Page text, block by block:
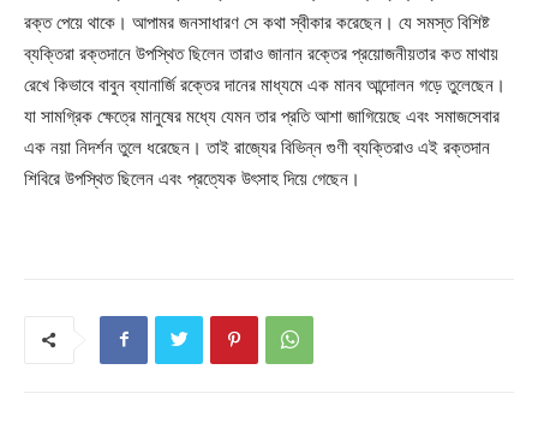
রক্ত পেয়ে থাকে। আপামর জনসাধারণ সে কথা স্বীকার করেছেন। যে সমস্ত বিশিষ্ট
ব্যক্তিরা রক্তদানে উপস্থিত ছিলেন তারাও জানান রক্তের প্রয়োজনীয়তার কত মাথায়
রেখে কিভাবে বাবুন ব্যানার্জি রক্তের দানের মাধ্যমে এক মানব আন্দোলন গড়ে তুলেছেন।
যা সামগ্রিক ক্ষেত্রে মানুষের মধ্যে যেমন তার প্রতি আশা জাগিয়েছে এবং সমাজসেবার
এক নয়া নিদর্শন তুলে ধরেছেন। তাই রাজ্যের বিভিন্ন গুণী ব্যক্তিরাও এই রক্তদান
শিবিরে উপস্থিত ছিলেন এবং প্রত্যেক উৎসাহ দিয়ে গেছেন।